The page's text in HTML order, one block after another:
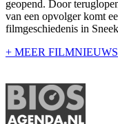
geopend. Door
van een opvolger komt
filmgeschiedenis in
+ MEER FILMNIEUWS